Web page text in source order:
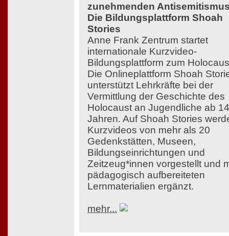
zunehmenden
Die Bildungsplattform Shoah
Stories
Anne Frank Zentrum startet
internationale Kurzvideo-
Bildungsplattform zum
Die Onlineplattform Shoah
unterstützt Lehrkräfte bei der
Vermittlung der Geschichte des
Holocaust an Jugendliche ab 14
Jahren. Auf Shoah Stories
Kurzvideos von mehr als 20
Gedenkstätten, Museen,
Bildungseinrichtungen und
Zeitzeug*innen vorgestellt und
pädagogisch aufbereiteten
Lernmaterialien ergänzt.
mehr...